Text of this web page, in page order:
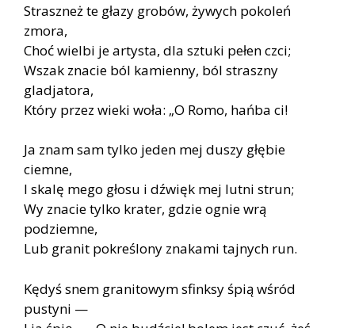
Straszneż te głazy grobów, żywych pokoleń
zmora,
Choć wielbi je artysta, dla sztuki pełen czci;
Wszak znacie ból kamienny, ból straszny
gladjatora,
Który przez wieki woła: „O Romo, hańba ci!
Ja znam sam tylko jeden mej duszy głębie
ciemne,
I skalę mego głosu i dźwięk mej lutni strun;
Wy znacie tylko krater, gdzie ognie wrą
podziemne,
Lub granit pokreślony znakami tajnych run.
Kędyś snem granitowym sfinksy śpią wśród
pustyni —